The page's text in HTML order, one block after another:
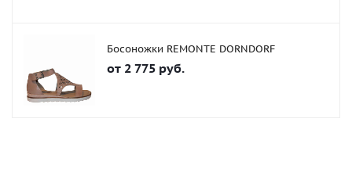
Босоножки REMONTE DORNDORF
от 2 775 руб.